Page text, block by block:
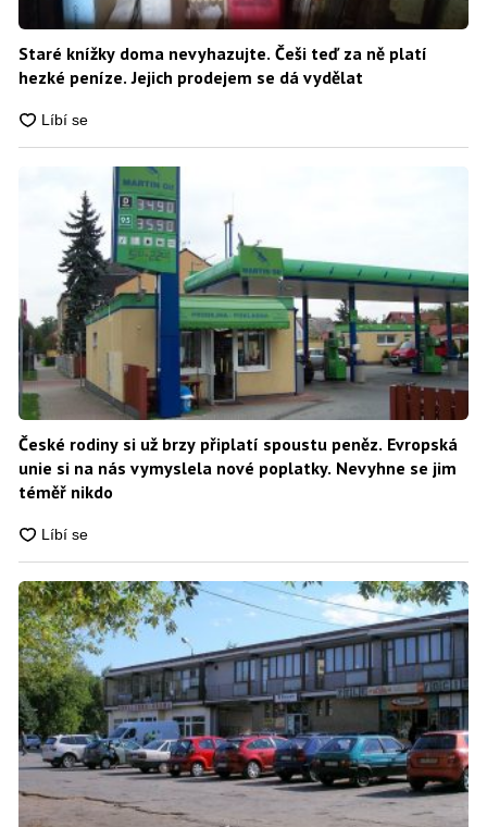
Staré knížky doma nevyhazujte. Češi teď za ně platí
hezké peníze. Jejich prodejem se dá vydělat
České rodiny si už brzy připlatí spoustu peněz. Evropská
unie si na nás vymyslela nové poplatky. Nevyhne se jim
téměř nikdo